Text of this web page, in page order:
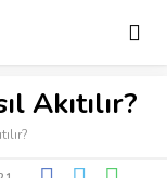
Akıtılır?